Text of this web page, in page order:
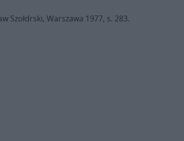
Szołdrski, Warszawa 1977, s. 283.